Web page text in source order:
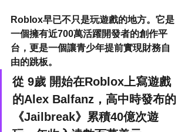
Roblox早已不只是玩遊戲的地方。它是
一個擁有近700萬活躍開發者的創作平
台，更是一個讓青少年提前實現財務自
由的跳板。
從 9歲 開始在Roblox上寫遊戲
的Alex Balfanz，高中時發布的
《Jailbreak》累積40億次遊